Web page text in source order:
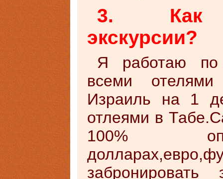
3. Как
экскурсии?
Я работаю по
всеми
Израиль на 1
отлеями в
100%